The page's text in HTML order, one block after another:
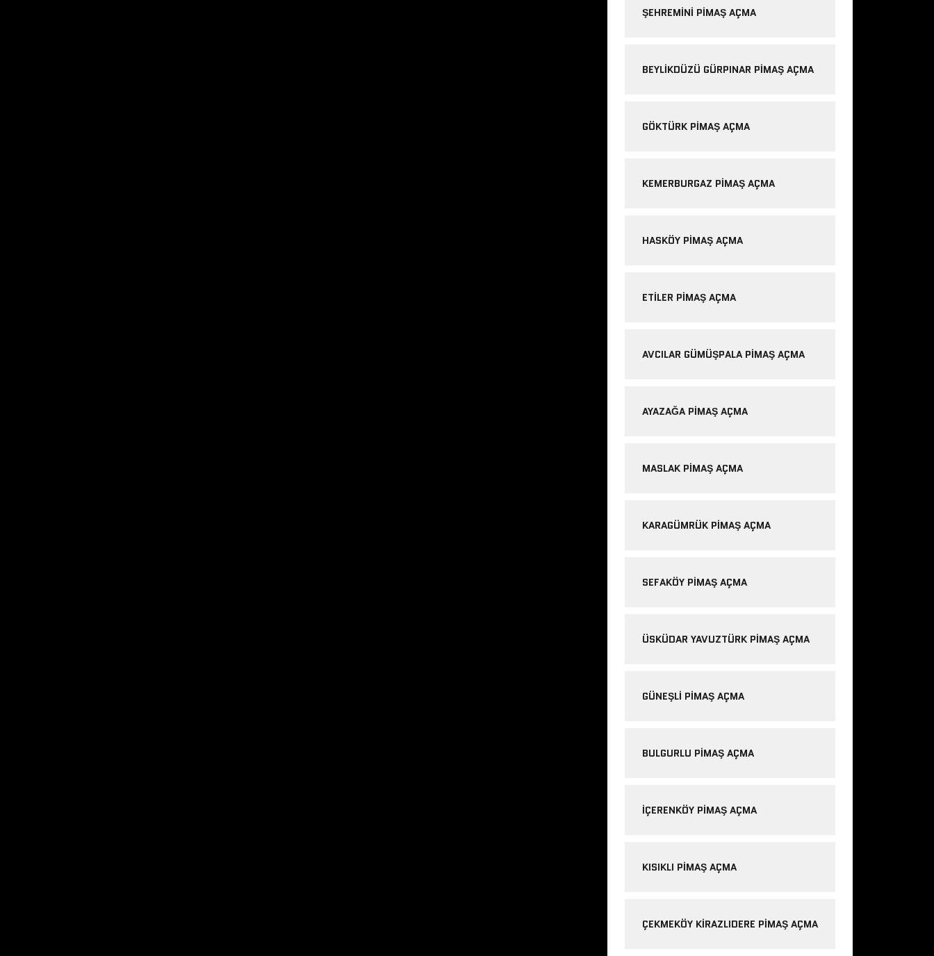
ŞEHREMINI PIMAŞ AÇMA
BEYLIKDÜZÜ GÜRPINAR PIMAŞ AÇMA
GÖKTÜRK PIMAŞ AÇMA
KEMERBURGAZ PIMAŞ AÇMA
HASKÖY PIMAŞ AÇMA
ETILER PIMAŞ AÇMA
AVCILAR GÜMÜŞPALA PIMAŞ AÇMA
AYAZAĞA PIMAŞ AÇMA
MASLAK PIMAŞ AÇMA
KARAGÜMRÜK PIMAŞ AÇMA
SEFAKÖY PIMAŞ AÇMA
ÜSKÜDAR YAVUZTÜRK PIMAŞ AÇMA
GÜNEŞLI PIMAŞ AÇMA
BULGURLU PIMAŞ AÇMA
IÇERENKÖY PIMAŞ AÇMA
KISIKLI PIMAŞ AÇMA
ÇEKMEKÖY KIRAZLIDERE PIMAŞ AÇMA